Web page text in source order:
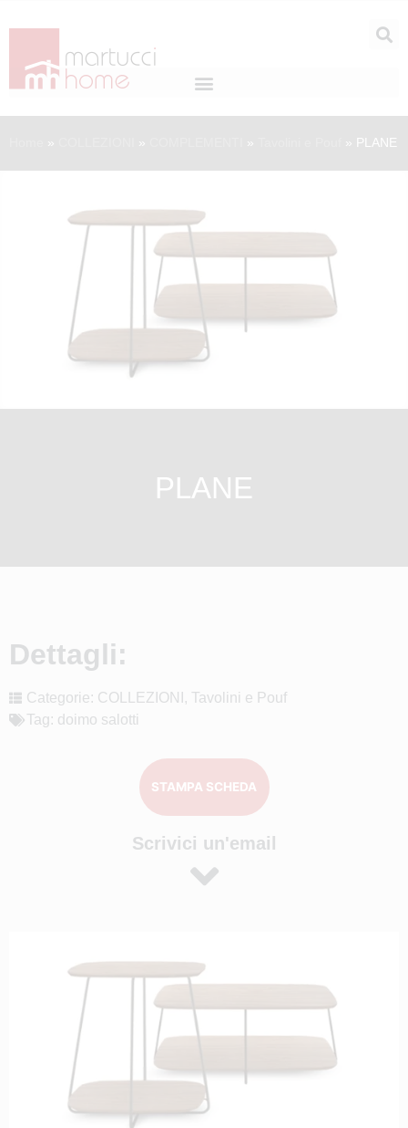
» » » » PLANE
PLANE
Dettagli:
Categorie: COLLEZIONI , Tavolini e Pouf
Tag: doimo salotti
STAMPA SCHEDA
Scrivici un'email